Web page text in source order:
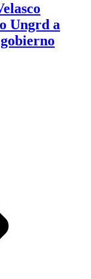
Ungrd a